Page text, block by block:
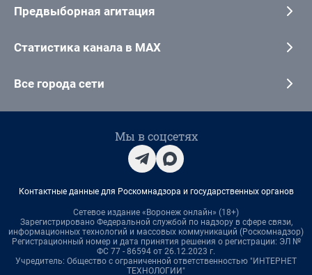
Предвыборная агитация
Статистика канала в MAX
Все города сети
Мы в соцсетях
Контактные данные для Роскомнадзора и государственных органов
Сетевое издание «Воронеж онлайн» (18+)
Зарегистрировано Федеральной службой по надзору в сфере связи,
информационных технологий и массовых коммуникаций (Роскомнадзор)
Регистрационный номер и дата принятия решения о регистрации: ЭЛ №
ФС 77 - 86594 от 26.12.2023 г.
Учредитель: Общество с ограниченной ответственностью "ИНТЕРНЕТ
ТЕХНОЛОГИИ"